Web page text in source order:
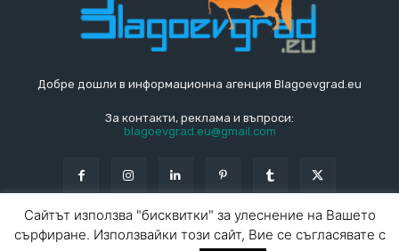
Добре дошли в информационна агенция Blagoevgrad.eu
За контакти, реклама и въпроси:
blagoevgrad.eu@gmail.com
Сайтът използва "бисквитки" за улеснение на Вашето
сърфиране. Използвайки този сайт, Вие се съгласявате с